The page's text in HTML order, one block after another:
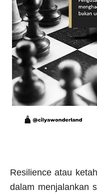
Resilience atau
dalam menjalankan